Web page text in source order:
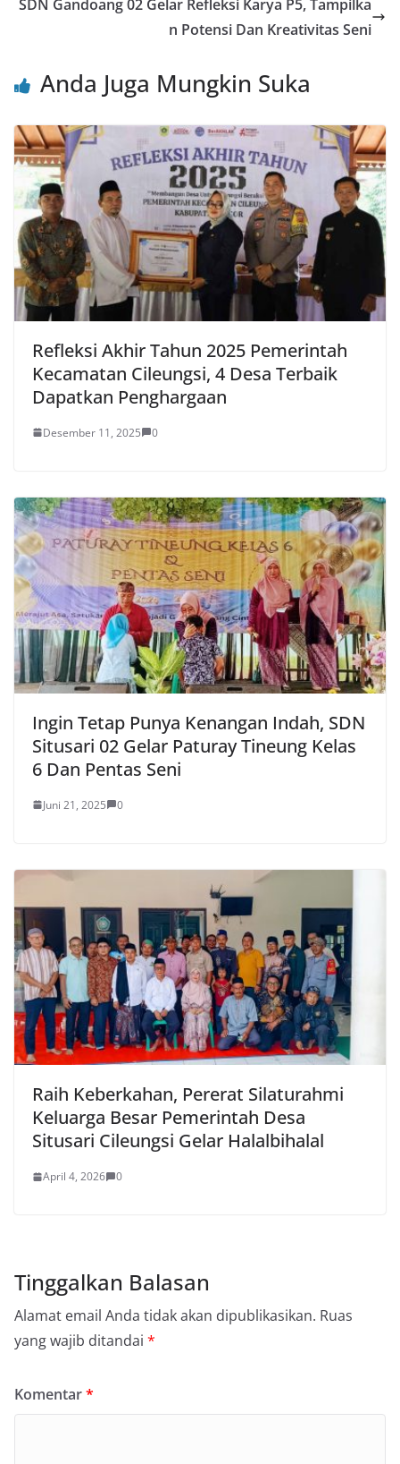
k
p
SDN Gandoang 02 Gelar Refleksi Karya P5, Tampilka
n Potensi Dan Kreativitas Seni
Anda Juga Mungkin Suka
Refleksi Akhir Tahun 2025 Pemerintah
Kecamatan Cileungsi, 4 Desa Terbaik
Dapatkan Penghargaan
Desember 11, 2025 0
Ingin Tetap Punya Kenangan Indah, SDN
Situsari 02 Gelar Paturay Tineung Kelas
6 Dan Pentas Seni
Juni 21, 2025 0
Raih Keberkahan, Pererat Silaturahmi
Keluarga Besar Pemerintah Desa
Situsari Cileungsi Gelar Halalbihalal
April 4, 2026 0
Tinggalkan Balasan
Alamat email Anda tidak akan dipublikasikan. Ruas
yang wajib ditandai *
Komentar*